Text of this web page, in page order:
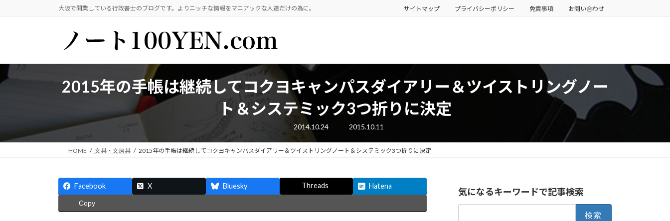
へ
ス
ョ
ン
大阪で開業している行政書士のブログです。よりニッチな情報をマニアックな人達だけの為に。 サイトマップ プライバシーポリシー 免責事項 お問い合わせ
2015年の手帳は継続してコクヨキャンパスダイアリー＆ツイストリングノー
ト＆システミック3つ折りに決定
2014.10.24
最
新
日
2015.10.11
HOME 文具・文房具 2015年の手帳は継続してコクヨキャンパスダイアリー＆ツイストリングノート＆システミック3つ折りに決定
Facebook X Bluesky Threads Hatena
Copy
気になるキーワードで記事検索